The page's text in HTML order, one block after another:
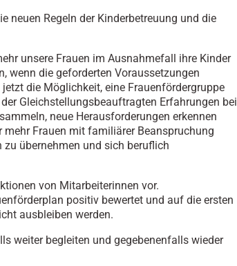
neuen Regeln der Kinderbetreuung und die
unsere Frauen im Ausnahmefall ihre Kinder
wenn die geforderten Voraussetzungen
die Möglichkeit, eine Frauenfördergruppe
Gleichstellungsbeauftragten Erfahrungen bei
neue Herausforderungen erkennen
Frauen mit familiärer Beanspruchung
übernehmen und sich beruflich
von Mitarbeiterinnen vor.
positiv bewertet und auf die ersten
ausbleiben werden.
weiter begleiten und gegebenenfalls wieder